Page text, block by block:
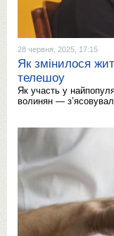
28 червня, 2025, 17:15
Як змінилося
телешоу
Як участь у
волинян —